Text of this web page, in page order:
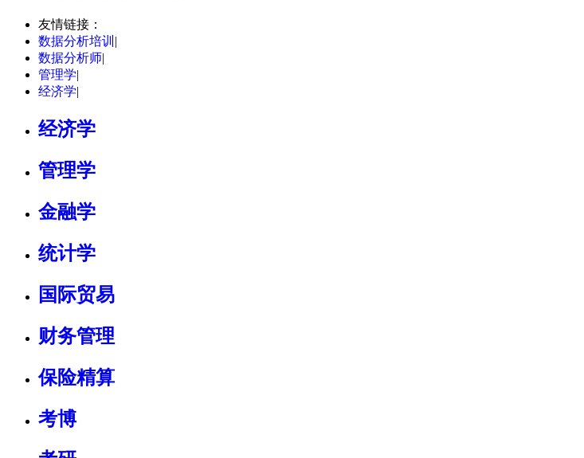
友情链接：
数据分析培训 |
数据分析师|
管理学|
经济学|
经济学
管理学
金融学
统计学
国际贸易
财务管理
保险精算
考博